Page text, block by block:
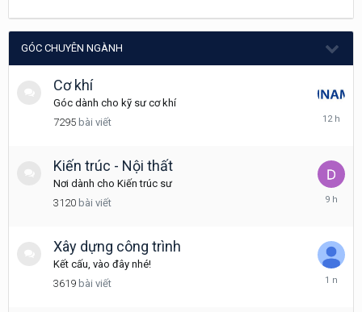
20,
2025
GÓC CHUYÊN NGÀNH
Cơ khí
Góc dành cho kỹ sư cơ khí
7295 bài viết
12
Kiến trúc - Nội thất
Nơi dành cho Kiến trúc sư
3120 bài viết
Xây dựng công trình
Kết cấu, vào đây nhé!
3619 bài viết
Tháng